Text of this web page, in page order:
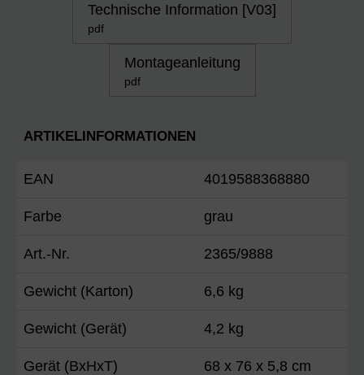
Technische Information [V03]
pdf
Montageanleitung
pdf
ARTIKELINFORMATIONEN
EAN 4019588368880
Farbe grau
Art.-Nr. 2365/9888
Gewicht (Karton) 6,6 kg
Gewicht (Gerät) 4,2 kg
Gerät (BxHxT) 68 x 76 x 5,8 cm